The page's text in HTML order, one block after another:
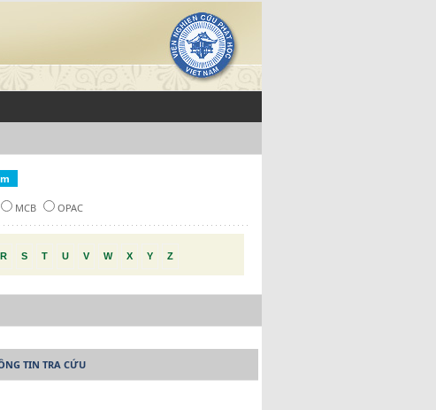
MCB OPAC
R S T U V W X Y Z
TIN TRA CỨU